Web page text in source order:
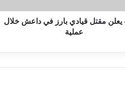
يعلن مقتل قيادي بارز في داعش خلال
عملية